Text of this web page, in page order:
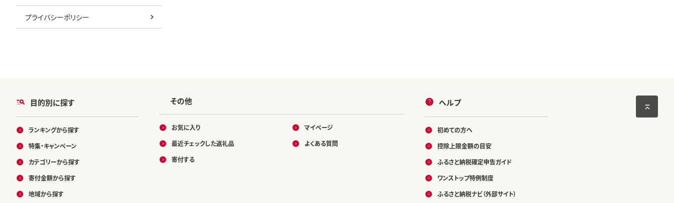
プライバシーポリシー
目的別に探す
ランキングから探す
特集・キャンペーン
カテゴリーから探す
寄付金額から探す
地域から探す
その他
お気に入り
最近チェックした返礼品
寄付する
マイページ
よくある質問
ヘルプ
初めての方へ
控除上限金額の目安
ふるさと納税確定申告ガイド
ワンストップ特例制度
ふるさと納税ナビ（外部サイト）